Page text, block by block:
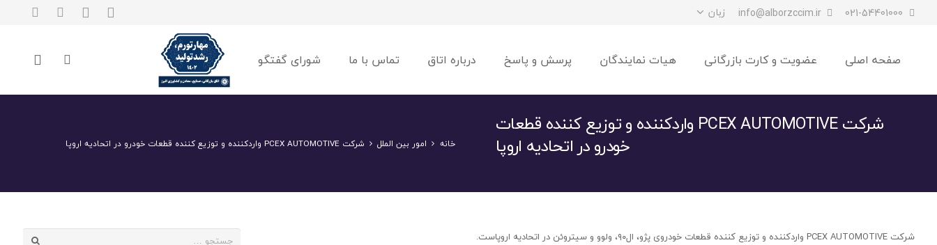
021-54401000
info@alborzccim.ir زبان
صفحه اصلی عضویت و کارت بازرگانی هیات نمایندگان پرسش و پاسخ درباره اتاق تماس با ما شورای گفتگو
شرکت PCEX AUTOMOTIVE واردکننده و توزیع کننده قطعات
خودرو در اتحادیه اروپا خانه امور بین الملل شرکت PCEX AUTOMOTIVE واردکننده و توزیع کننده قطعات خودرو در اتحادیه اروپا
شرکت PCEX AUTOMOTIVE واردکننده و توزیع کننده قطعات خودروی پژو، ال۹۰، ولوو و سیتروئن در اتحادیه اروپاست.
جستجو